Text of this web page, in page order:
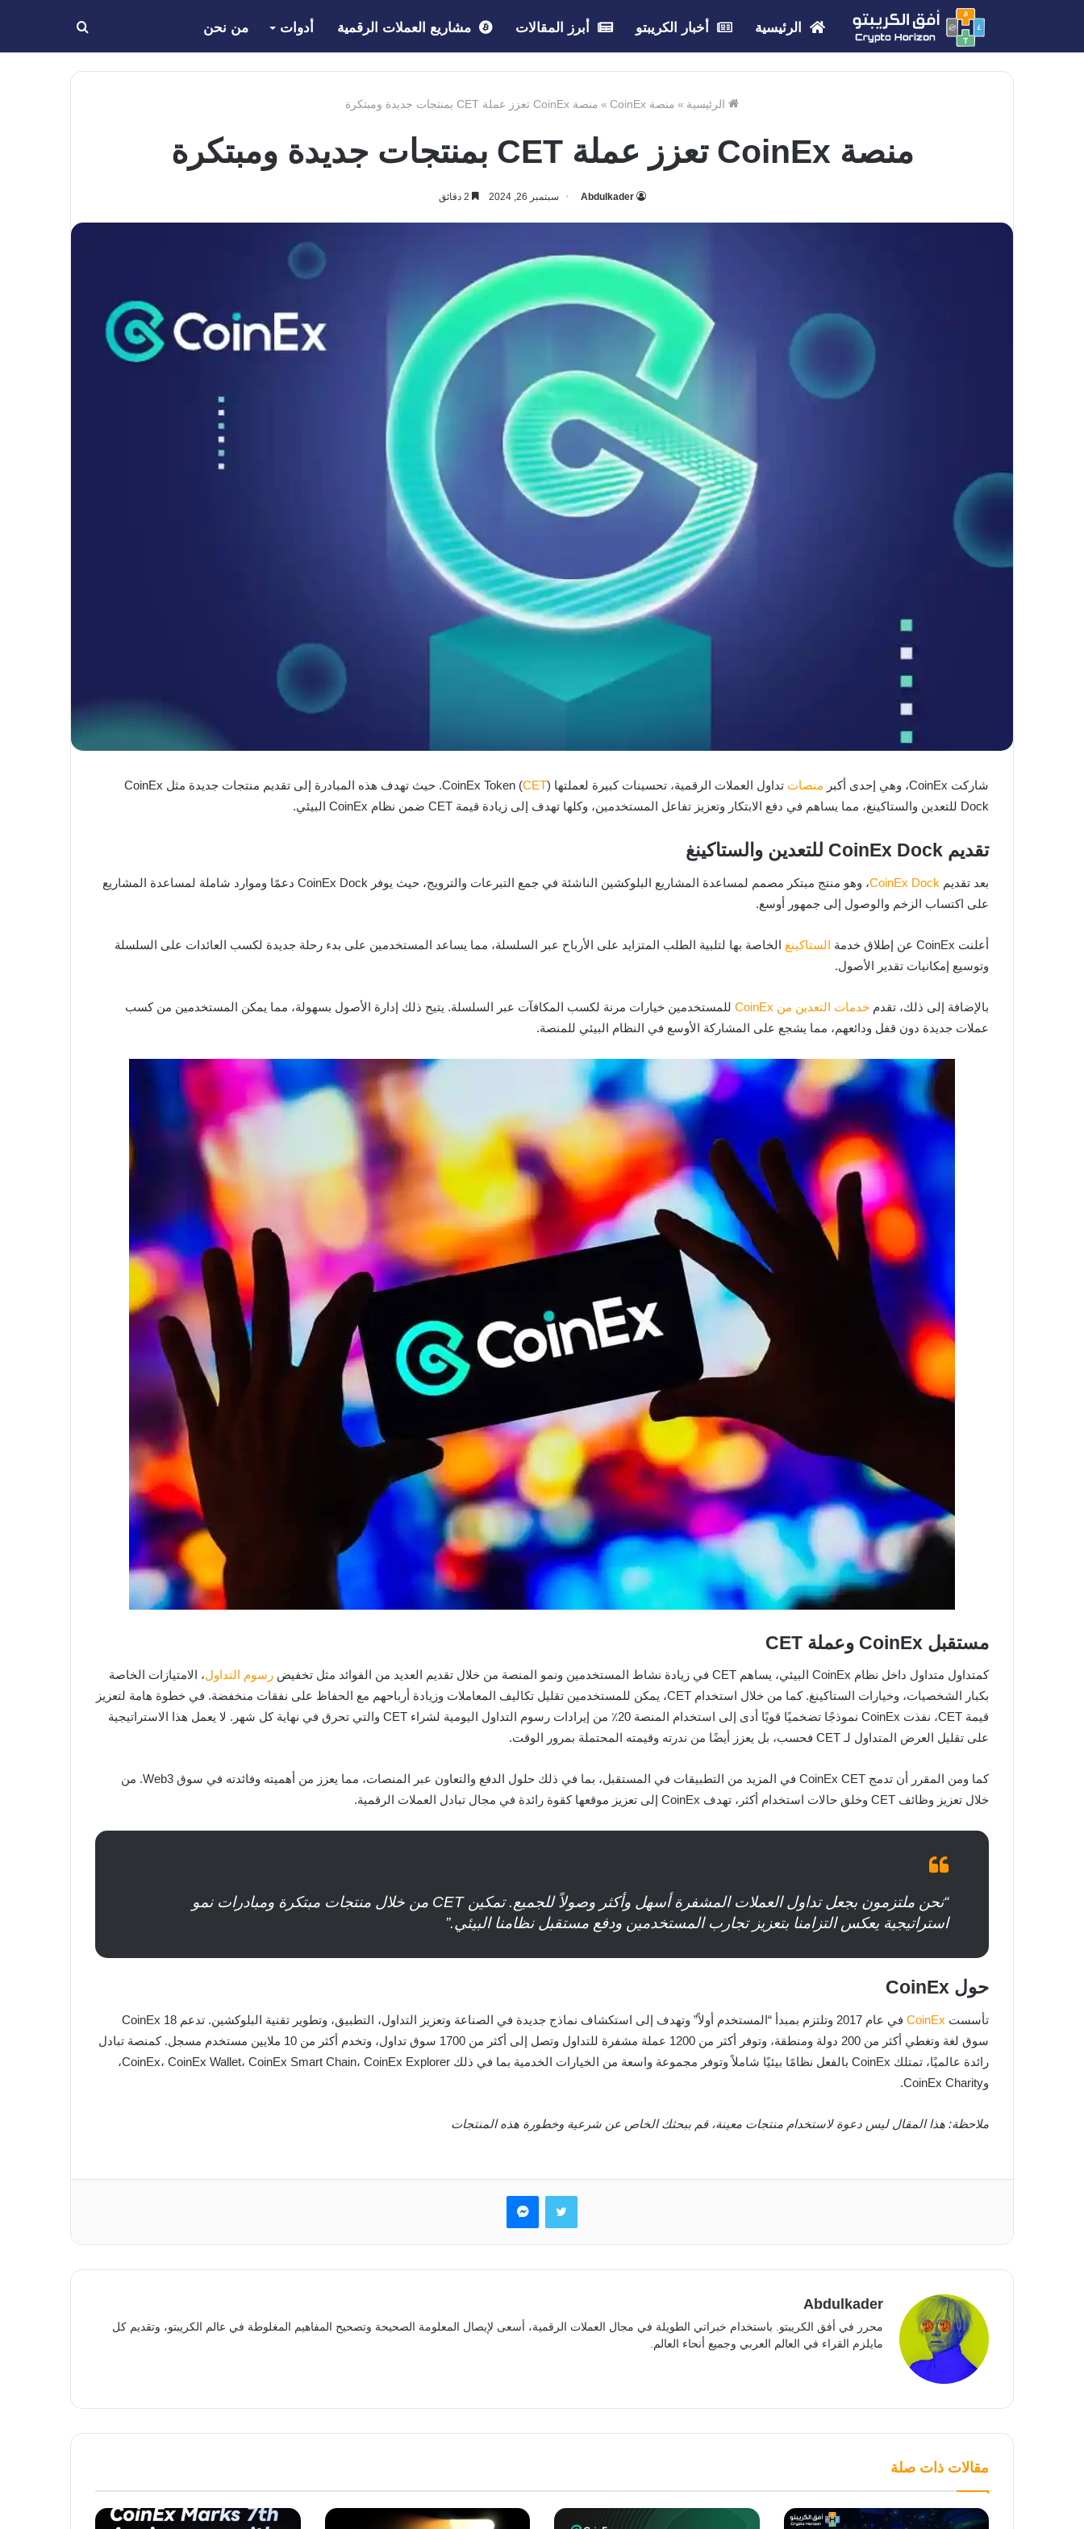
الرئيسية أخبار الكريبتو أبرز المقالات مشاريع العملات الرقمية أدوات من نحن بحث
عن
الرئيسية » منصة CoinEx » منصة CoinEx تعزز عملة CET بمنتجات جديدة ومبتكرة
منصة CoinEx تعزز عملة CET بمنتجات جديدة ومبتكرة
Abdulkader سبتمبر 26, 2024
شاركت CoinEx، وهي إحدى أكبر منصات تداول العملات الرقمية، تحسينات كبيرة لعملتها CoinEx Token ( CET
). حيث تهدف هذه المبادرة إلى تقديم منتجات جديدة مثل CoinEx
Dock للتعدين والستاكينغ، مما يساهم في دفع الابتكار وتعزيز تفاعل المستخدمين، وكلها تهدف إلى زيادة قيمة CET ضمن نظام CoinEx البيئي.
تقديم CoinEx Dock للتعدين والستاكينغ
بعد تقديم CoinEx Dock
، وهو منتج مبتكر مصمم لمساعدة المشاريع البلوكشين الناشئة في جمع التبرعات والترويج، حيث يوفر CoinEx Dock دعمًا وموارد شاملة لمساعدة المشاريع
على اكتساب الزخم والوصول إلى جمهور أوسع.
أعلنت CoinEx عن إطلاق خدمة الستاكينغ الخاصة بها لتلبية الطلب المتزايد على الأرباح عبر السلسلة، مما يساعد المستخدمين على بدء رحلة جديدة لكسب العائدات على السلسلة
وتوسيع إمكانيات تقدير الأصول.
بالإضافة إلى ذلك، تقدم خدمات التعدين من CoinEx
للمستخدمين خيارات مرنة لكسب المكافآت عبر السلسلة. يتيح ذلك إدارة الأصول بسهولة، مما يمكن المستخدمين من كسب
عملات جديدة دون قفل ودائعهم، مما يشجع على المشاركة الأوسع في النظام البيئي للمنصة.
مستقبل CoinEx وعملة CET
كمتداول متداول داخل نظام CoinEx البيئي، يساهم CET في زيادة نشاط المستخدمين ونمو المنصة من خلال تقديم العديد من الفوائد مثل تخفيض رسوم التداول، الامتيازات الخاصة
بكبار الشخصيات، وخيارات الستاكينغ. كما من خلال استخدام CET، يمكن للمستخدمين تقليل تكاليف المعاملات وزيادة أرباحهم مع الحفاظ على نفقات منخفضة. في خطوة هامة لتعزيز
قيمة CET، نفذت CoinEx نموذجًا تضخميًا قويًا أدى إلى استخدام المنصة 20٪ من إيرادات رسوم التداول اليومية لشراء CET والتي تحرق في نهاية كل شهر. لا يعمل هذا الاستراتيجية
على تقليل العرض المتداول لـ CET فحسب، بل يعزز أيضًا من ندرته وقيمته المحتملة بمرور الوقت.
كما ومن المقرر أن تدمج CoinEx CET في المزيد من التطبيقات في المستقبل، بما في ذلك حلول الدفع والتعاون عبر المنصات، مما يعزز من أهميته وفائدته في سوق Web3. من
خلال تعزيز وظائف CET وخلق حالات استخدام أكثر، تهدف CoinEx إلى تعزيز موقعها كقوة رائدة في مجال تبادل العملات الرقمية.
“نحن ملتزمون بجعل تداول العملات المشفرة أسهل وأكثر وصولاً للجميع. تمكين CET من خلال منتجات مبتكرة ومبادرات نمو
استراتيجية يعكس التزامنا بتعزيز تجارب المستخدمين ودفع مستقبل نظامنا البيئي.”
حول CoinEx
تأسست CoinEx
في عام 2017 وتلتزم بمبدأ “المستخدم أولاً” وتهدف إلى استكشاف نماذج جديدة في الصناعة وتعزيز التداول، التطبيق، وتطوير تقنية البلوكشين. تدعم CoinEx 18
سوق لغة وتغطي أكثر من 200 دولة ومنطقة، وتوفر أكثر من 1200 عملة مشفرة للتداول وتصل إلى أكثر من 1700 سوق تداول، وتخدم أكثر من 10 ملايين مستخدم مسجل. كمنصة تبادل
رائدة عالميًا، تمتلك CoinEx بالفعل نظامًا بيئيًا شاملاً وتوفر مجموعة واسعة من الخيارات الخدمية بما في ذلك CoinEx، CoinEx Wallet، CoinEx Smart Chain، CoinEx Explorer،
وCoinEx Charity.
ملاحظة: هذا المقال ليس دعوة لاستخدام منتجات معينة، قم ببحثك الخاص عن شرعية وخطورة هذه المنتجات
تويتر ماسنجر
Abdulkader
محرر في أفق الكريبتو. باستخدام خبراتي الطويلة في مجال العملات الرقمية، أسعى لإيصال المعلومة الصحيحة وتصحيح المفاهيم المغلوطة في عالم الكريبتو، وتقديم كل
مايلزم القراء في العالم العربي وجميع أنحاء العالم.
مقالات ذات صلة